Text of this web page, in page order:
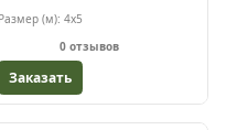
Размер (м): 4х5
0 отзывов
Заказать